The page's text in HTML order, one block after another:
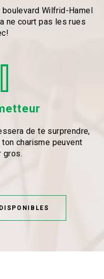
Wilfrid-Hamel
ne court pas les rues
de te surprendre,
charisme peuvent
gros.